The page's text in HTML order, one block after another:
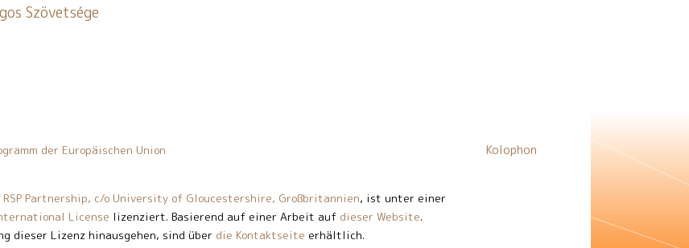
Szövetsége
der Europäischen Union
RSP Partnership, c/o University of Gloucestershire, Großbritannien, ist unter einer
License lizenziert. Basierend auf einer Arbeit auf dieser Website.
dieser Lizenz hinausgehen, sind über die Kontaktseite erhältlich.
Kolophon